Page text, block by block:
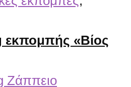
εκπομπής «Βίος